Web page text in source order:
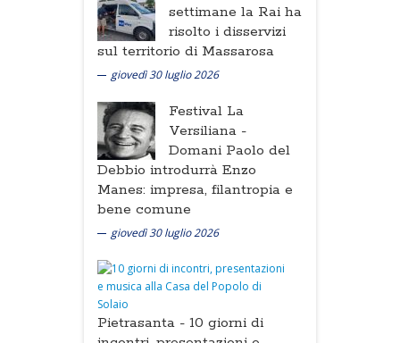
settimane la Rai ha
risolto i disservizi
sul territorio di Massarosa
giovedì 30 luglio 2026
Festival La
Versiliana -
Domani Paolo del
Debbio introdurrà Enzo
Manes: impresa, filantropia e
bene comune
giovedì 30 luglio 2026
Pietrasanta - 10 giorni di